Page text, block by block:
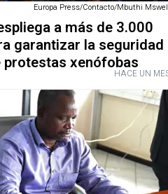
Europa Press/Contacto/Mbuthi
a más de 3.000
garantizar la seguridad
protestas xenófobas
HACE UN